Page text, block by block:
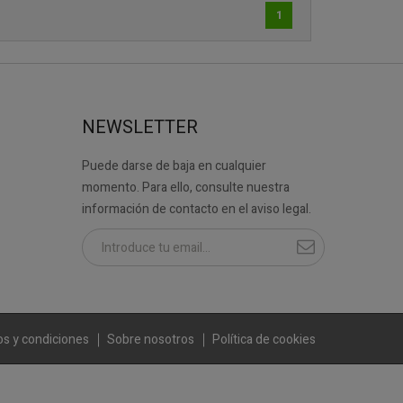
1
NEWSLETTER
Puede darse de baja en cualquier
momento. Para ello, consulte nuestra
información de contacto en el aviso legal.
y condiciones Sobre nosotros Política de cookies